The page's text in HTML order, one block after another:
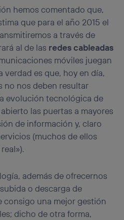
hemos comentado que,
que para el año 2015 el
a través de
al de las redes cableadas
móviles juegan
verdad es que, hoy en día,
no nos deben resultar
evolución tecnológica de
las puertas a mayores
de información y, claro
(muchos de ellos
además de ofrecernos
o descarga de
una mejor gestión
dicho de otra forma,